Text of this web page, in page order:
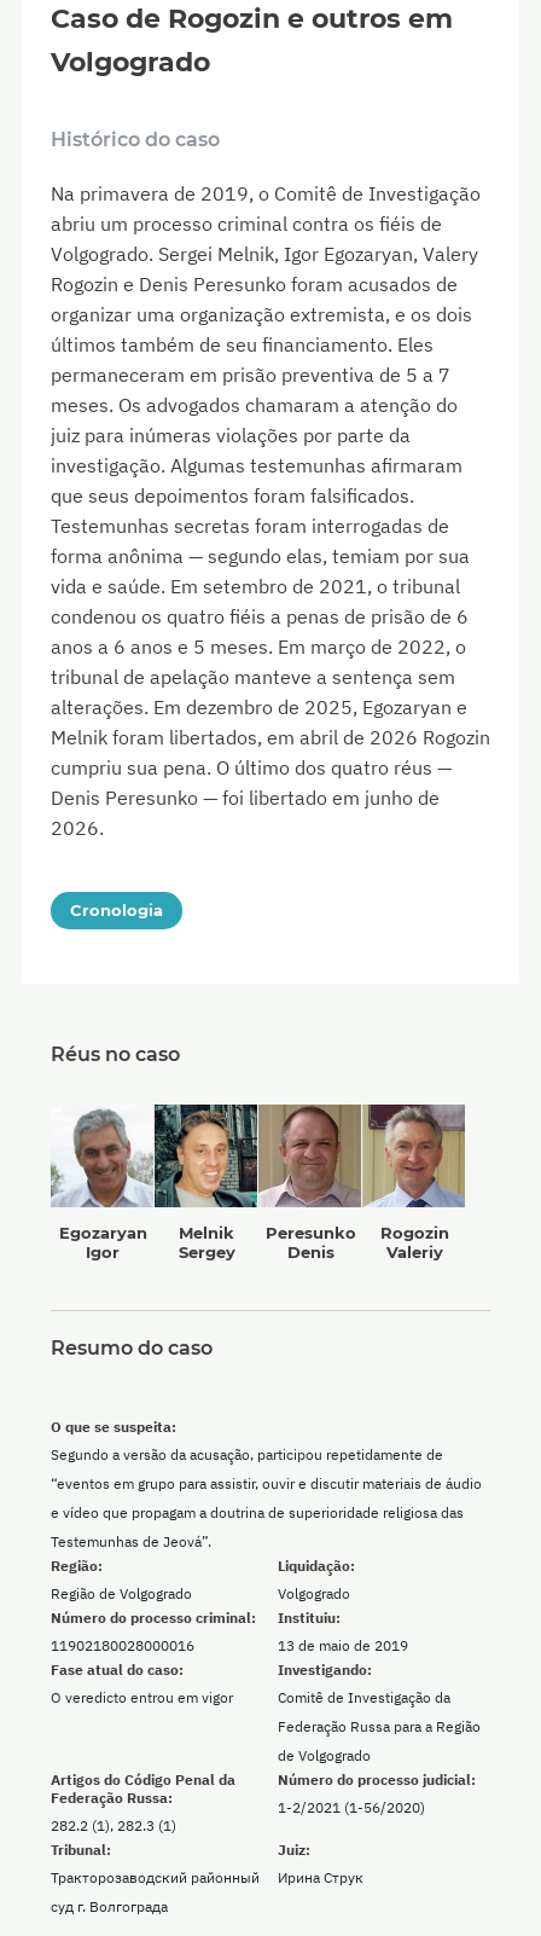
Caso de Rogozin e outros em
Volgogrado
Histórico do caso
Na primavera de 2019, o Comitê de Investigação
abriu um processo criminal contra os fiéis de
Volgogrado. Sergei Melnik, Igor Egozaryan, Valery
Rogozin e Denis Peresunko foram acusados de
organizar uma organização extremista, e os dois
últimos também de seu financiamento. Eles
permaneceram em prisão preventiva de 5 a 7
meses. Os advogados chamaram a atenção do
juiz para inúmeras violações por parte da
investigação. Algumas testemunhas afirmaram
que seus depoimentos foram falsificados.
Testemunhas secretas foram interrogadas de
forma anônima — segundo elas, temiam por sua
vida e saúde. Em setembro de 2021, o tribunal
condenou os quatro fiéis a penas de prisão de 6
anos a 6 anos e 5 meses. Em março de 2022, o
tribunal de apelação manteve a sentença sem
alterações. Em dezembro de 2025, Egozaryan e
Melnik foram libertados, em abril de 2026 Rogozin
cumpriu sua pena. O último dos quatro réus —
Denis Peresunko — foi libertado em junho de
2026.
Cronologia
Réus no caso
Egozaryan
Igor
Melnik
Sergey
Peresunko
Denis
Rogozin
Valeriy
Resumo do caso
Região:
Região de Volgogrado
Liquidação:
Volgogrado
O que se suspeita:
Segundo a versão da acusação, participou repetidamente de
“eventos em grupo para assistir, ouvir e discutir materiais de áudio
e vídeo que propagam a doutrina de superioridade religiosa das
Testemunhas de Jeová”.
Número do processo criminal:
11902180028000016
Instituiu:
13 de maio de 2019
Fase atual do caso:
O veredicto entrou em vigor
Investigando:
Comitê de Investigação da
Federação Russa para a Região
de Volgogrado
Artigos do Código Penal da
Federação Russa:
282.2 (1), 282.3 (1)
Número do processo judicial:
1-2/2021 (1-56/2020)
Tribunal:
Тракторозаводский районный
суд г. Волгограда
Juiz:
Ирина Струк